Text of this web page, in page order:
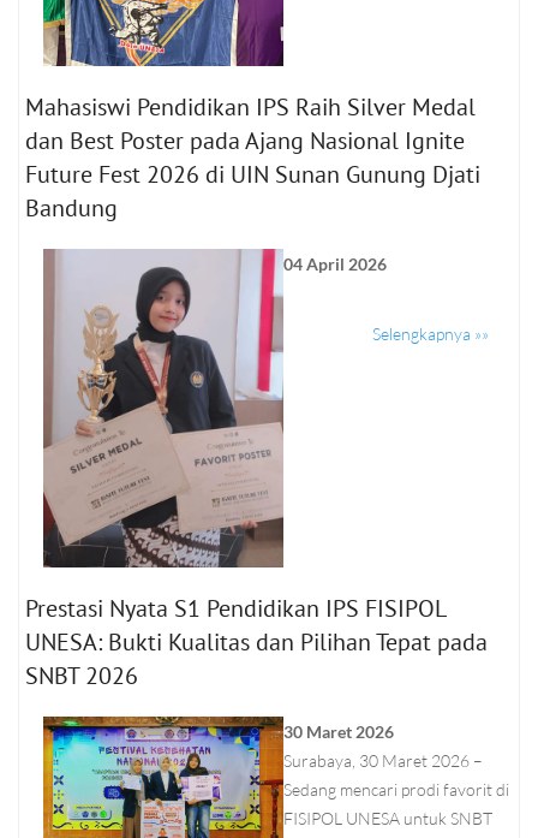
Mahasiswi Pendidikan IPS Raih Silver Medal
dan Best Poster pada Ajang Nasional Ignite
Future Fest 2026 di UIN Sunan Gunung Djati
Bandung
04 April 2026
Selengkapnya »»
Prestasi Nyata S1 Pendidikan IPS FISIPOL
UNESA: Bukti Kualitas dan Pilihan Tepat pada
SNBT 2026
30 Maret 2026
Surabaya, 30 Maret 2026 –
Sedang mencari prodi favorit di
FISIPOL UNESA untuk SNBT